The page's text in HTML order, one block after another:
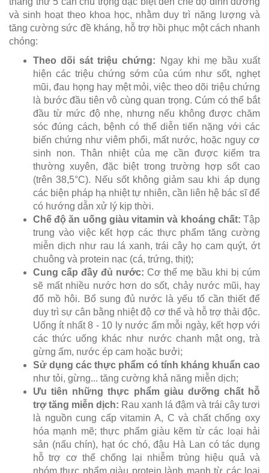
và sinh hoạt theo khoa học, nhằm duy trì năng lượng và
tăng cường sức đề kháng, hỗ trợ hồi phục một cách nhanh
chóng:
Theo dõi sát triệu chứng: Ngay khi mẹ bầu xuất
hiện các triệu chứng sớm của cúm như sốt, nghẹt
mũi, đau họng hay mệt mỏi, việc theo dõi triệu chứng
là bước đầu tiên vô cùng quan trọng. Cúm có thể bắt
đầu từ mức độ nhẹ, nhưng nếu không được chăm
sóc đúng cách, bệnh có thể diễn tiến nặng với các
biến chứng như viêm phổi, mất nước, hoặc nguy cơ
sinh non. Thân nhiệt của mẹ cần được kiểm tra
thường xuyên, đặc biệt trong trường hợp sốt cao
(trên 38,5°C). Nếu sốt không giảm sau khi áp dụng
các biện pháp hạ nhiệt tự nhiên, cần liên hệ bác sĩ để
có hướng dẫn xử lý kịp thời.
Chế độ ăn uống giàu vitamin và khoáng chất: Tập
trung vào việc kết hợp các thực phẩm tăng cường
miễn dịch như rau lá xanh, trái cây họ cam quýt, ớt
chuông và protein nạc (cá, trứng, thịt);
Cung cấp đầy đủ nước: Cơ thể mẹ bầu khi bị cúm
sẽ mất nhiều nước hơn do sốt, chảy nước mũi, hay
đổ mồ hôi. Bổ sung đủ nước là yếu tố cần thiết để
duy trì sự cân bằng nhiệt độ cơ thể và hỗ trợ thải độc.
Uống ít nhất 8 - 10 ly nước ấm mỗi ngày, kết hợp với
các thức uống khác như nước chanh mật ong, trà
gừng ấm, nước ép cam hoặc bưởi;
Sử dụng các thực phẩm có tính kháng khuẩn cao
như tỏi, gừng... tăng cường khả năng miễn dịch;
Ưu tiên những thực phẩm giàu dưỡng chất hỗ
trợ tăng miễn dịch: Rau xanh lá đậm và trái cây tươi
là nguồn cung cấp vitamin A, C và chất chống oxy
hóa mạnh mẽ; thực phẩm giàu kẽm từ các loại hải
sản (nấu chín), hạt óc chó, đậu Hà Lan có tác dụng
hỗ trợ cơ thể chống lại nhiễm trùng hiệu quả và